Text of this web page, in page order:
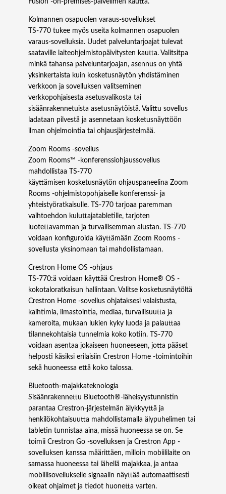
Kolmannen osapuolen varaus-sovellukset
TS‑770 tukee myös useita kolmannen osapuolen
varaus-sovelluksia. Uudet palveluntarjoajat tulevat
saataville laiteohjelmistopäivitysten kautta. Valitsitpa
minkä tahansa palveluntarjoajan, asennus on yhtä
yksinkertaista kuin kosketusnäytön yhdistäminen
verkkoon ja sovelluksen valitseminen
verkkopohjaisesta asetusvalikosta tai
sisäänrakennetuista asetusnäytöistä. Valittu sovellus
ladataan pilvestä ja asennetaan kosketusnäyttöön
ilman ohjelmointia tai ohjausjärjestelmää.
Zoom Rooms -sovellus
Zoom Rooms™ -konferenssiohjaussovellus
mahdollistaa TS‑770
käyttämisen kosketusnäytön ohjauspaneelina Zoom
Rooms -ohjelmistopohjaiselle konferenssi- ja
yhteistyöratkaisulle. TS‑770 tarjoaa paremman
vaihtoehdon kuluttajatabletille, tarjoten
luotettavamman ja turvallisemman alustan. TS‑770
voidaan konfiguroida käyttämään Zoom Rooms -
sovellusta yksinomaan tai mahdollistamaan.
Crestron Home OS -ohjaus
TS‑770:ä voidaan käyttää Crestron Home® OS -
kokotaloratkaisun hallintaan. Valitse kosketusnäytöltä
Crestron Home -sovellus ohjataksesi valaistusta,
kaihtimia, ilmastointia, mediaa, turvallisuutta ja
kameroita, mukaan lukien kyky luoda ja palauttaa
tilannekohtaisia tunnelmia koko kotiin. TS‑770
voidaan asentaa jokaiseen huoneeseen, jotta pääset
helposti käsiksi erilaisiin Crestron Home -toimintoihin
sekä huoneessa että koko talossa.
Bluetooth-majakkateknologia
Sisäänrakennettu Bluetooth®-läheisyystunnistin
parantaa Crestron-järjestelmän älykkyyttä ja
henkilökohtaisuutta mahdollistamalla älypuhelimen tai
tabletin tunnistaa aina, missä huoneessa se on. Se
toimii Crestron Go -sovelluksen ja Crestron App -
sovelluksen kanssa määrittäen, milloin mobiililaite on
samassa huoneessa tai lähellä majakkaa, ja antaa
mobiilisovellukselle signaalin näyttää automaattisesti
oikeat ohjaimet ja tiedot huonetta varten.